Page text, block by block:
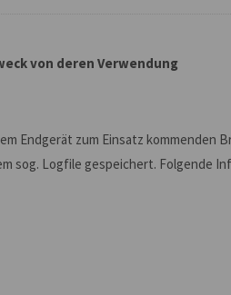
von deren Verwendung
Endgerät zum Einsatz kommenden
sog. Logfile gespeichert. Folgende